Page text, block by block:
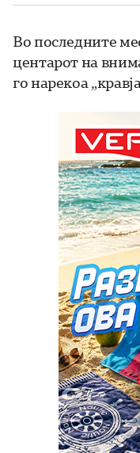
Во последните
центарот на
го нарекоа